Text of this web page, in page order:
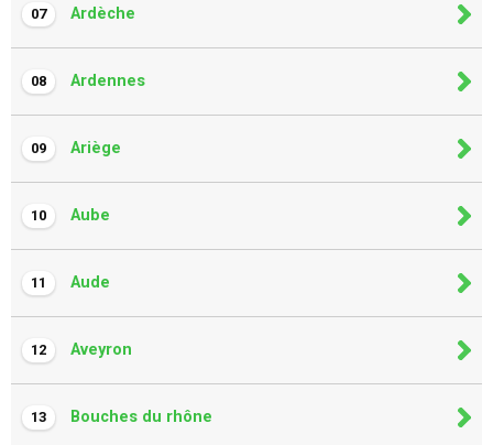
07 Ardèche
08 Ardennes
09 Ariège
10 Aube
11 Aude
12 Aveyron
13 Bouches du rhône